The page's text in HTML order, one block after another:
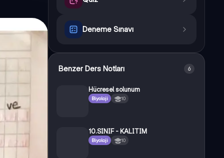
Deneme Sınavı
Benzer Ders Notları 6
Hücresel solunum
Biyoloji 10
10.SINIF - KALITIM
Biyoloji 10